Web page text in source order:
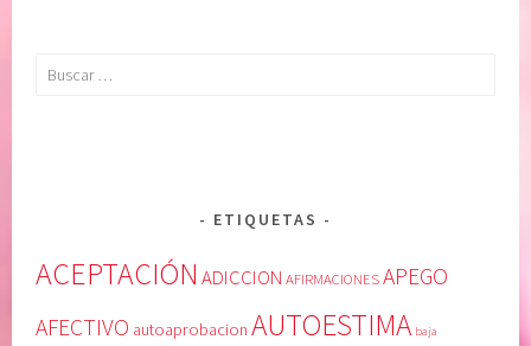
Buscar:
ETIQUETAS
ACEPTACIÓN ADICCION AFIRMACIONES APEGO
AFECTIVO autoaprobacion AUTOESTIMA baja